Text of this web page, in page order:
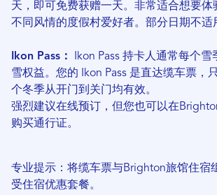
天，即可免费获赠一天。非常适合想要体
不同风情的度假村爱好者。部分日期不适
Ikon Pass：
Ikon Pass 持卡人通常每个
雪权益。您的 Ikon Pass 是直达缆车票，
个冬季从开门到关门均有效。
强烈建议在线预订，但您也可以在
购买通行证。
专业提示：将缆车票与Brighton旅馆住宿
受住宿优惠套餐。